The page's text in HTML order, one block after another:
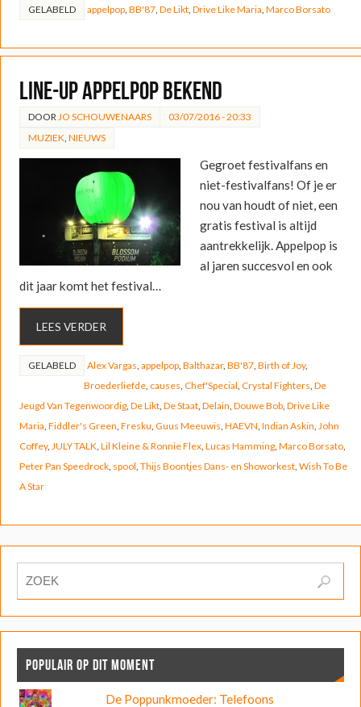
GELABELD appelpop, BB'87, De Likt, Drive Like Maria Marco Borsato
Line-up Appelpop bekend
DOOR JO SCHOUWENAARS
03/07/2016 - 20:33
MUZIEK NIEUWS
Gegroet festivalfans en
niet-festivalfans! Of je er
nou van houdt of niet, een
gratis festival is altijd
aantrekkelijk. Appelpop is
al jaren succesvol en ook
dit jaar komt het festival…
LEES VERDER
GELABELD Alex Vargas appelpop, Balthazar, BB'87, Birth of Joy,
Broederliefde, causes Chef'Special Crystal Fighters De
Jeugd Van Tegenwoordig, De Likt, De Staat, Delain Douwe Bob, Drive Like
Maria Fiddler's Green Fresku Guus Meeuwis HAEVN Indian Askin John
Coffey, JULY TALK Lil Kleine & Ronnie Flex, Lucas Hamming, Marco Borsato,
Peter Pan Speedrock, spool Thijs Boontjes Dans- en Showorkest, Wish To Be
A Star
POPULAIR OP DIT MOMENT
De Poppunkmoeder: Telefoons